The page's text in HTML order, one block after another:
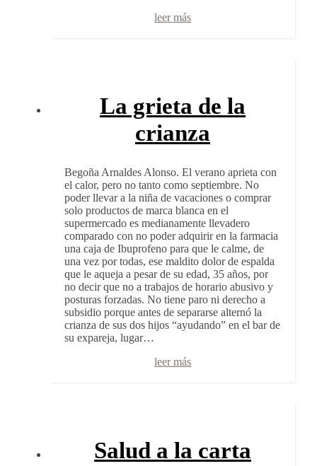
leer más
La grieta de la
crianza
Begoña Arnaldes Alonso. El verano aprieta con
el calor, pero no tanto como septiembre. No
poder llevar a la niña de vacaciones o comprar
solo productos de marca blanca en el
supermercado es medianamente llevadero
comparado con no poder adquirir en la farmacia
una caja de Ibuprofeno para que le calme, de
una vez por todas, ese maldito dolor de espalda
que le aqueja a pesar de su edad, 35 años, por
no decir que no a trabajos de horario abusivo y
posturas forzadas. No tiene paro ni derecho a
subsidio porque antes de separarse alternó la
crianza de sus dos hijos “ayudando” en el bar de
su expareja, lugar…
leer más
Salud a la carta